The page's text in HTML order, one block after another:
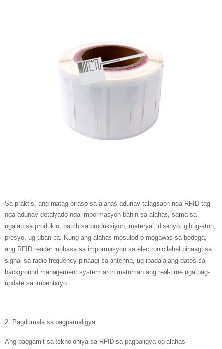
Sa praktis, ang matag piraso sa alahas adunay talagsaon nga RFID tag
nga adunay detalyado nga impormasyon bahin sa alahas, sama sa
ngalan sa produkto, batch sa produksiyon, materyal, disenyo, gibug-aton,
presyo, ug uban pa. Kung ang alahas mosulod o mogawas sa bodega,
ang RFID reader mobasa sa impormasyon sa electronic label pinaagi sa
signal sa radio frequency pinaagi sa antenna, ug ipadala ang datos sa
background management system aron matuman ang real-time nga pag-
update sa imbentaryo.
2. Pagdumala sa pagpamaligya
Ang paggamit sa teknolohiya sa RFID sa pagbaligya og alahas